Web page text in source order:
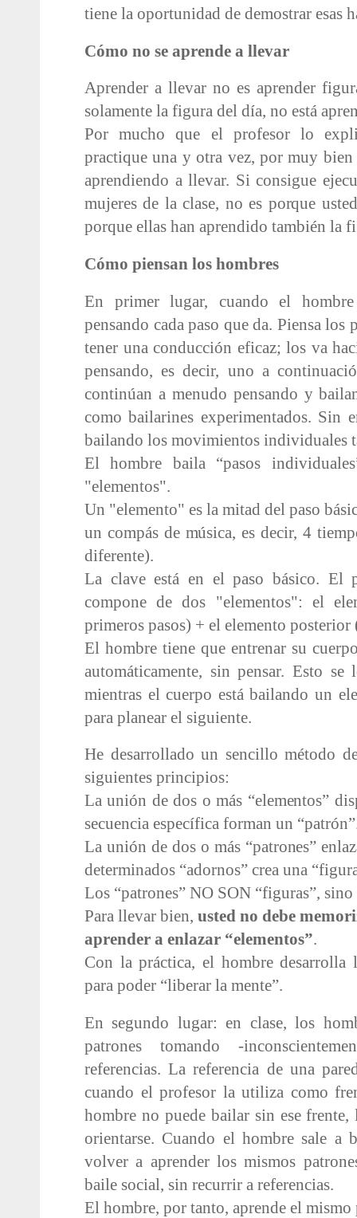
tiene la oportunidad de demostrar esas
Cómo no se aprende a llevar
Aprender a llevar no es aprender
solamente la figura del día, no está
Por mucho que el profesor lo
practique una y otra vez, por muy bien
aprendiendo a llevar. Si consigue
mujeres de la clase, no es porque
porque ellas han aprendido también la
Cómo piensan los hombres
En primer lugar, cuando el
pensando cada paso que da. Piensa los
tener una conducción eficaz; los va
pensando, es decir, uno a
continúan a menudo pensando y
como bailarines experimentados. Sin
bailando los movimientos individuales
El hombre baila “pasos
"elementos".
Un "elemento" es la mitad del paso
un compás de música, es decir, 4
diferente).
La clave está en el paso básico. El
compone de dos "elementos": el
primeros pasos) + el elemento posterior
El hombre tiene que entrenar su
automáticamente, sin pensar. Esto
mientras el cuerpo está bailando un
para planear el siguiente.
He desarrollado un sencillo método
siguientes principios:
La unión de dos o más “elementos”
secuencia específica forman un
La unión de dos o más “patrones”
determinados “adornos” crea una
Los “patrones” NO SON “figuras”,
Para llevar bien, usted no debe
aprender a enlazar “elementos”.
Con la práctica, el hombre desarrolla
para poder “liberar la mente”.
En segundo lugar: en clase, los
patrones tomando -
referencias. La referencia de una
cuando el profesor la utiliza como
hombre no puede bailar sin ese frente,
orientarse. Cuando el hombre sale a
volver a aprender los mismos
baile social, sin recurrir a referencias.
El hombre, por tanto, aprende el mismo